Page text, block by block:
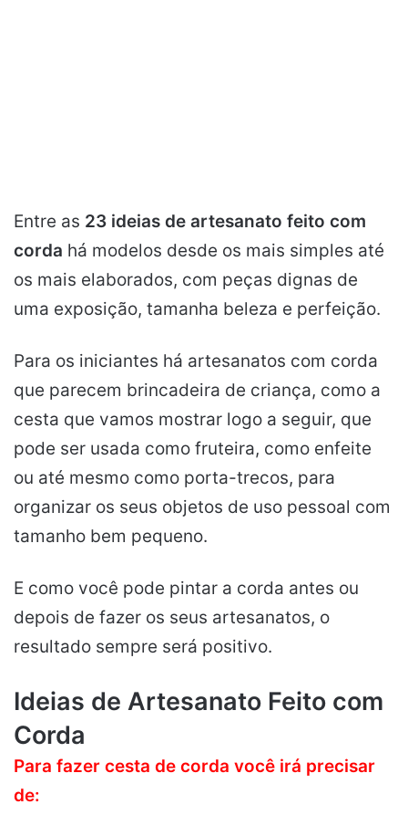
Entre as 23 ideias de artesanato feito com
corda há modelos desde os mais simples até
os mais elaborados, com peças dignas de
uma exposição, tamanha beleza e perfeição.
Para os iniciantes há artesanatos com corda
que parecem brincadeira de criança, como a
cesta que vamos mostrar logo a seguir, que
pode ser usada como fruteira, como enfeite
ou até mesmo como porta-trecos, para
organizar os seus objetos de uso pessoal com
tamanho bem pequeno.
E como você pode pintar a corda antes ou
depois de fazer os seus artesanatos, o
resultado sempre será positivo.
Ideias de Artesanato Feito com
Corda
Para fazer cesta de corda você irá precisar
de: